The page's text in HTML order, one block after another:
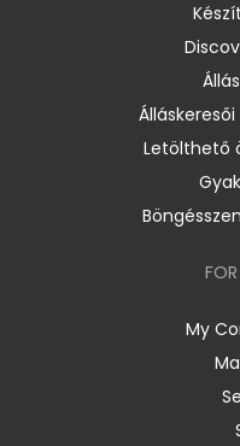
Letölthető
My